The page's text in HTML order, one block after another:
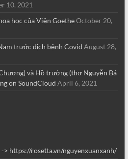
10, 2021
học của Viện GoetheOctober 20,
trước dịch bệnh Covid August 28,
và Hồ trường (thơ Nguyễn Bá
on SoundCloud April 6, 2021
-> https://rosetta.vn/nguyenxuanxanh/